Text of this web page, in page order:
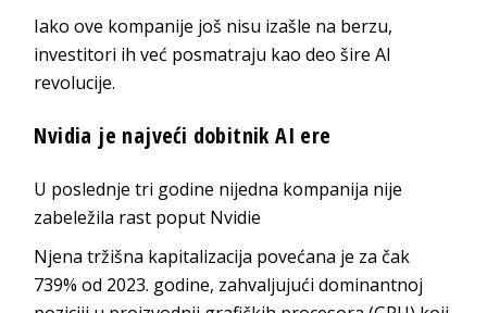
Iako ove kompanije još nisu izašle na berzu,
investitori ih već posmatraju kao deo šire AI
revolucije.
Nvidia je najveći dobitnik AI ere
U poslednje tri godine nijedna kompanija nije
zabeležila rast poput Nvidie
Njena tržišna kapitalizacija povećana je za čak
739% od 2023. godine, zahvaljujući dominantnoj